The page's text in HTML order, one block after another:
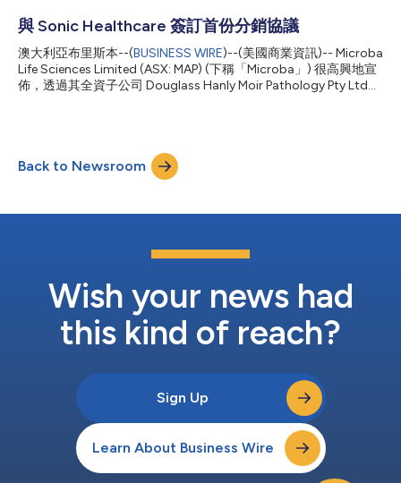
Radford-Smith副教授領導的兩項獨立臨床研究證明了Microba的
炎）病患的處治中具有令人矚目的臨床效用。 研究發現： 40%處
於病情發作期的IBD病患檢測出胃腸道(GI)病原體呈陽性，並且 其
中超過60%的病原體中使用目前的傳統檢測方法無法檢出 這些結
與 Sonic Healthcare 簽訂首份分銷協議
澳大利亞布里斯本--(BUSINESS WIRE)--(美國商業資訊)-- Microba
Life Sciences Limited (ASX: MAP) (下稱「Microba」) 很高興地宣
佈，透過其全資子公司 Douglass Hanly Moir Pathology Pty Ltd，
Healthcare 之間達成首個商業協定，在此之前，Sonic Healthcare
於 2022 年11 月 29 日宣佈向 Microba 進行了 1780 萬美元的戰略
投資。在投資時，Sonic 和 Microba 就戰略合作夥伴關係達成了初
物組測試技術。現在，分銷協定的簽署完成了這些商業分銷安排的
Back to Newsroom
Wish your news had
this kind of reach?
Sign Up
Learn About Business Wire